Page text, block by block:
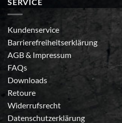
Kundenservice
Barrierefreiheitserklärung
AGB& Impressum
FAQs
Downloads
Retoure
Widerrufsrecht
Datenschutzerklärung